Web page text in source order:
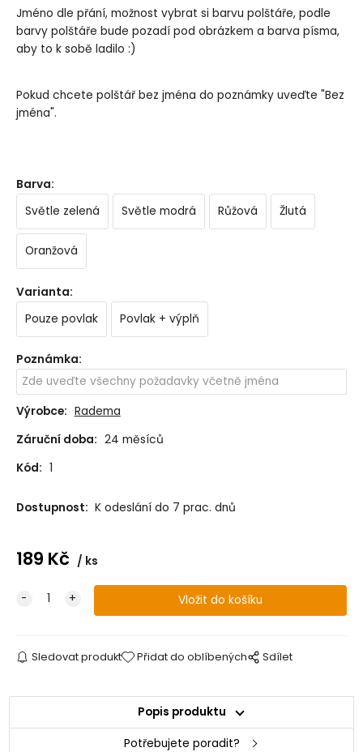
Jméno dle přání, možnost vybrat si barvu polštáře, podle
barvy polštáře bude pozadí pod obrázkem a barva písma,
aby to k sobě ladilo :)
Pokud chcete polštář bez jména do poznámky uveďte "Bez
jména".
Barva:
Světle zelená
Světle modrá Růžová Žlutá
Oranžová
Varianta:
Pouze povlak
Povlak + výplň
Poznámka:
Výrobce: Radema
Záruční doba: 24 měsíců
Kód: 1
Dostupnost: K odeslání do 7 prac. dnů
189 Kč ks
Sledovat produkt Přidat do oblíbených Sdílet
Popis produktu
Potřebujete poradit?